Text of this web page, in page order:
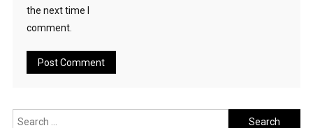
the next time I
comment.
Search